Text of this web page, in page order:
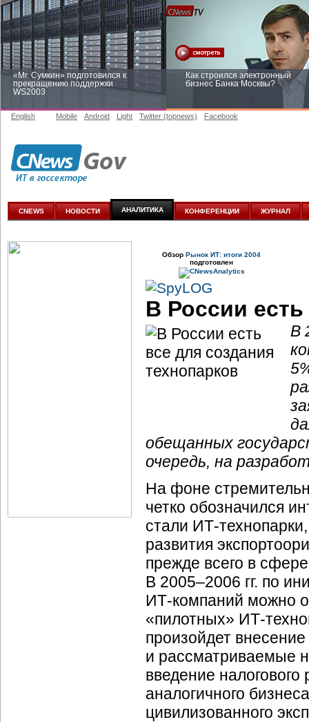
«Mr. Сумкин» подготовился к
прекращению поддержки
WS2003
Как строился электронный
бизнес Банка Москвы?
Заоблачная оптимизация: как
аналитике
English Mobile Android Light Twitter (topnews) Facebook
CNEWS НОВОСТИ АНАЛИТИКА КОНФЕРЕНЦИИ ЖУРНАЛ
Обзор Рынок ИТ: итоги 2004
подготовлен
В России
В
обещанных
очередь, на
На фоне
четко обозначился
стали ИТ-технопарки,
развития
прежде всего в
В 2005–2006 гг. по
ИТ-компаний можно
«пилотных» ИТ-
произойдет
и рассматриваемые
введение
аналогичного
цивилизованного